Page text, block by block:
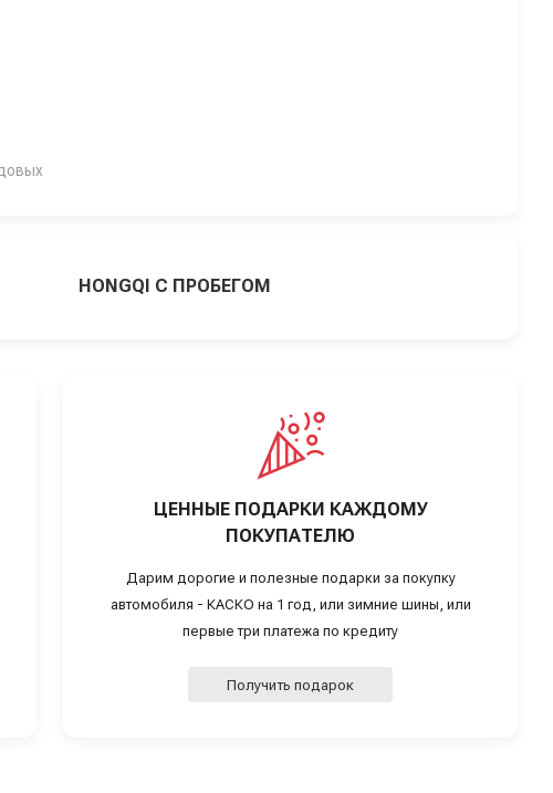
HONGQI С ПРОБЕГОМ
ЦЕННЫЕ ПОДАРКИ КАЖДОМУ
ПОКУПАТЕЛЮ
Дарим дорогие и полезные подарки за покупку
автомобиля - КАСКО на 1 год, или зимние шины, или
первые три платежа по кредиту
Получить подарок